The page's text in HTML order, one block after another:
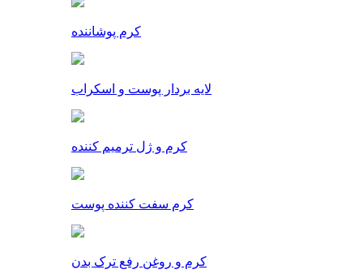
کرم پوشاننده
لایه بردار پوست و اسکراب
کرم و ژل ترمیم کننده
کرم سفت کننده پوست
کرم و روغن رفع ترک بدن